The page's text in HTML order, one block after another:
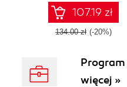
107.19 zł
134.00 zł (-20%)
więcej »